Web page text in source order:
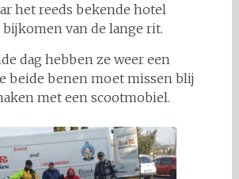
het reeds bekende hotel
van de lange rit.
dag hebben ze weer een
beide benen moet missen blij
met een scootmobiel.